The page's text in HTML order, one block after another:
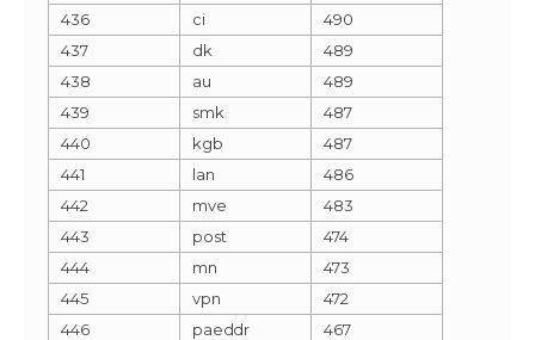
436 ci
490
437
dk
489
438
au
489
439
smk
487
440
kgb
487
441
lan
486
442
mve
483
443
post
474
444
mn
473
445
vpn
472
446
paeddr
467